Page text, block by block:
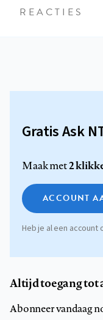
REACTIES
Gratis Ask
Maak met2
ACCOUNT
Heb je al een
Altijd toegang tot
Abonneer vandaag